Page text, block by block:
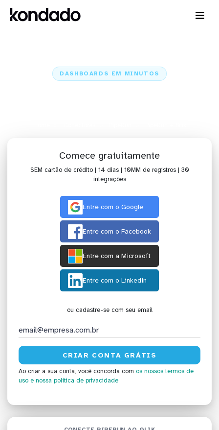
DASHBOARDS EM MINUTOS
Comece gratuitamente
SEM cartão de crédito | 14 dias | 10MM de registros | 30
integrações
Entre com o Google
Entre com o Facebook
Entre com a Microsoft
Entre com o Linkedin
ou cadastre-se com seu email
Ao criar a sua conta, você concorda com os nossos termos de
uso e nossa política de privacidade